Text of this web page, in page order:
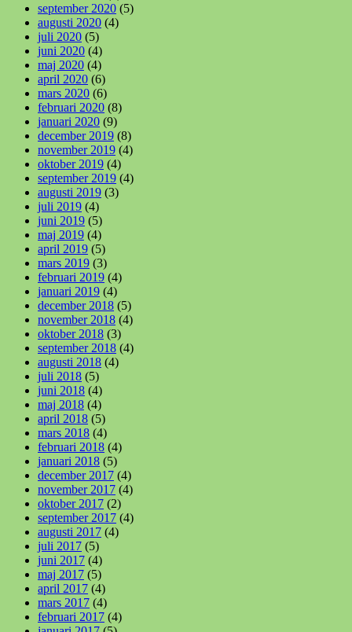
september 2020 (5)
augusti 2020 (4)
juli 2020 (5)
juni 2020 (4)
maj 2020 (4)
april 2020 (6)
mars 2020 (6)
februari 2020 (8)
januari 2020 (9)
december 2019 (8)
november 2019 (4)
oktober 2019 (4)
september 2019 (4)
augusti 2019 (3)
juli 2019 (4)
juni 2019 (5)
maj 2019 (4)
april 2019 (5)
mars 2019 (3)
februari 2019 (4)
januari 2019 (4)
december 2018 (5)
november 2018 (4)
oktober 2018 (3)
september 2018 (4)
augusti 2018 (4)
juli 2018 (5)
juni 2018 (4)
maj 2018 (4)
april 2018 (5)
mars 2018 (4)
februari 2018 (4)
januari 2018 (5)
december 2017 (4)
november 2017 (4)
oktober 2017 (2)
september 2017 (4)
augusti 2017 (4)
juli 2017 (5)
juni 2017 (4)
maj 2017 (5)
april 2017 (4)
mars 2017 (4)
februari 2017 (4)